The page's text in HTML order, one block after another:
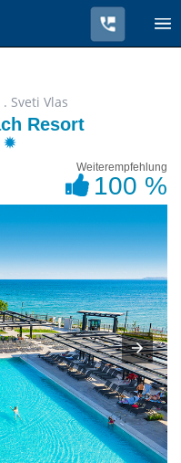
Sveti Vlas
Resort
Weiterempfehlung
100 %